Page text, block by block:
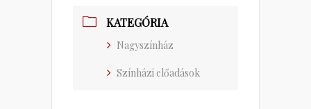
KATEGÓRIA
Nagyszínház
Színházi előadások